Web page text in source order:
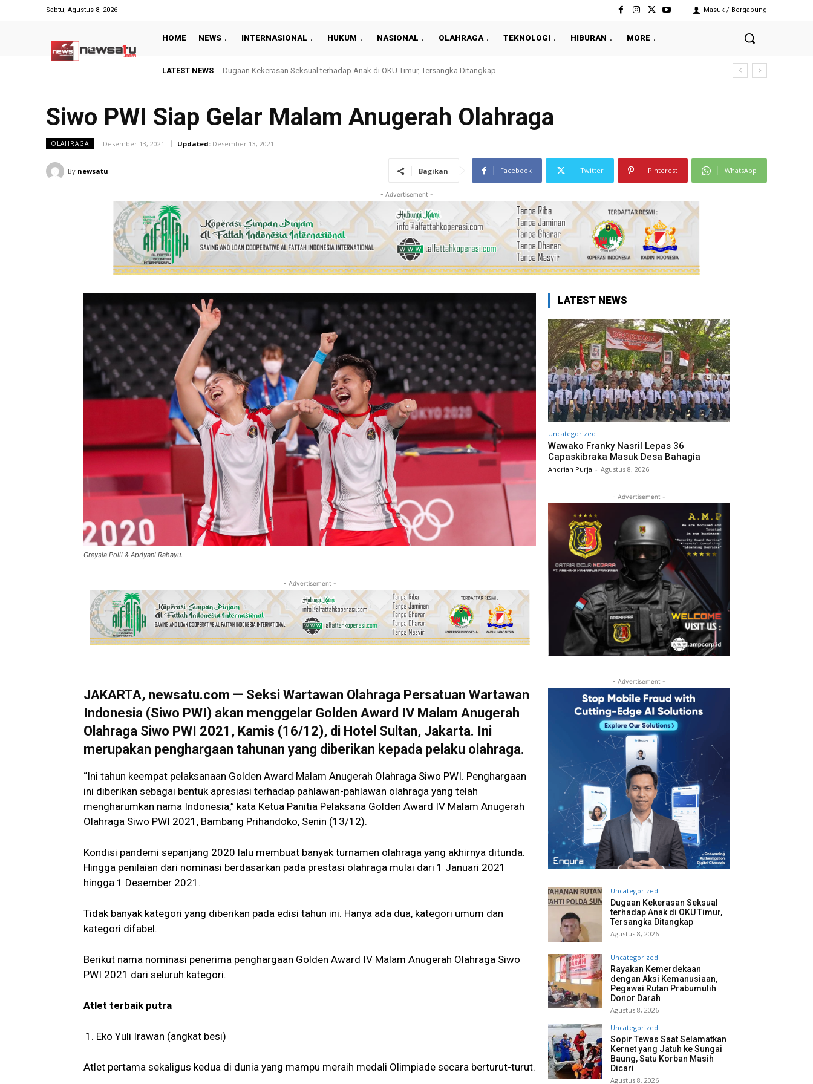
Sabtu, Agustus 8, 2026 Masuk / Bergabung
HOME NEWS INTERNASIONAL HUKUM NASIONAL OLAHRAGA TEKNOLOGI HIBURAN MORE
LATEST NEWS Rayakan Kemerdekaan dengan Aksi Kemanusiaan, Pegawai Rutan Prabumulih Donor Darah
Siwo PWI Siap Gelar Malam Anugerah Olahraga
OLAHRAGA Desember 13, 2021 Updated: Desember 13, 2021
By newsatu Bagikan Facebook Twitter Pinterest WhatsApp
- Advertisement -
Greysia Polii & Apriyani Rahayu.
- Advertisement -
JAKARTA, newsatu.com — Seksi Wartawan Olahraga Persatuan Wartawan
Indonesia (Siwo PWI) akan menggelar Golden Award IV Malam Anugerah
Olahraga Siwo PWI 2021, Kamis (16/12), di Hotel Sultan, Jakarta. Ini
merupakan penghargaan tahunan yang diberikan kepada pelaku olahraga.
“Ini tahun keempat pelaksanaan Golden Award Malam Anugerah Olahraga Siwo PWI. Penghargaan
ini diberikan sebagai bentuk apresiasi terhadap pahlawan-pahlawan olahraga yang telah
mengharumkan nama Indonesia,” kata Ketua Panitia Pelaksana Golden Award IV Malam Anugerah
Olahraga Siwo PWI 2021, Bambang Prihandoko, Senin (13/12).
Kondisi pandemi sepanjang 2020 lalu membuat banyak turnamen olahraga yang akhirnya ditunda.
Hingga penilaian dari nominasi berdasarkan pada prestasi olahraga mulai dari 1 Januari 2021
hingga 1 Desember 2021.
Tidak banyak kategori yang diberikan pada edisi tahun ini. Hanya ada dua, kategori umum dan
kategori difabel.
Berikut nama nominasi penerima penghargaan Golden Award IV Malam Anugerah Olahraga Siwo
PWI 2021 dari seluruh kategori.
Atlet terbaik putra
Eko Yuli Irawan (angkat besi)
Atlet pertama sekaligus kedua di dunia yang mampu meraih medali Olimpiade secara berturut-turut.
LATEST NEWS
Uncategorized
Wawako Franky Nasril Lepas 36
Capaskibraka Masuk Desa Bahagia
Andrian Purja - Agustus 8, 2026
- Advertisement -
- Advertisement -
Uncategorized
Dugaan Kekerasan Seksual
terhadap Anak di OKU Timur,
Tersangka Ditangkap
Agustus 8, 2026
Uncategorized
Rayakan Kemerdekaan
dengan Aksi Kemanusiaan,
Pegawai Rutan Prabumulih
Donor Darah
Agustus 8, 2026
Uncategorized
Sopir Tewas Saat Selamatkan
Kernet yang Jatuh ke Sungai
Baung, Satu Korban Masih
Dicari
Agustus 8, 2026